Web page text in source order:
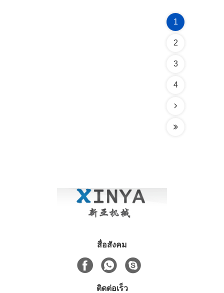
1
2
3
4
สื่อสังคม
ติดต่อเร็ว